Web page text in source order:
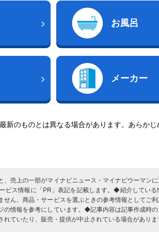
お風呂
メーカー
のものとは異なる場合があります。あらかじ
売上の一部がマイナビニュース・マイナビウーマン
ビス情報に「PR」表記を記載します。◆紹介してい
せん。商品・サービスを選ぶときの参考情報としてご
の情報を参考にしています。◆記事内容は記事作成時
ていたり、販売・提供が中止されている場合がありま